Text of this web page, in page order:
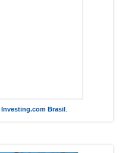
Investing.com Brasil